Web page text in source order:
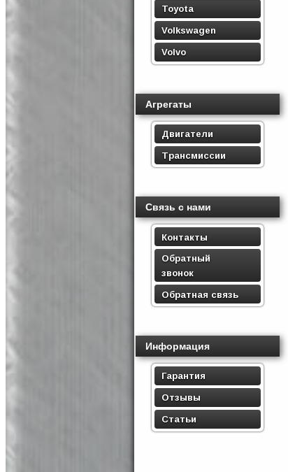
Toyota
Volkswagen
Volvo
Агрегаты
Двигатели
Трансмиссии
Связь с нами
Контакты
Обратный
звонок
Обратная связь
Информация
Гарантия
Отзывы
Статьи